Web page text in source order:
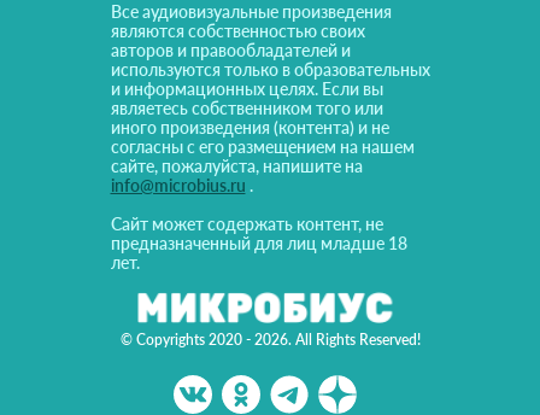
© Copyrights 2020 - 2026. All Rights Reserved!
Все аудиовизуальные произведения
являются собственностью своих
авторов и правообладателей и
используются только в образовательных
и информационных целях. Если вы
являетесь собственником того или
иного произведения (контента) и не
согласны с его размещением на нашем
сайте, пожалуйста, напишите на
info@microbius.ru .
Сайт может содержать контент, не
предназначенный для лиц младше 18
лет.